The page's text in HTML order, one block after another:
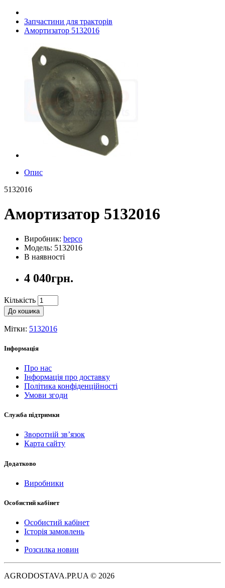
Запчастини для тракторів
Амортизатор 5132016
Опис
5132016
Амортизатор 5132016
Виробник: bepco
Модель: 5132016
В наявності
4 040грн.
Кількість
До кошика
Мітки: 5132016
Інформація
Про нас
Інформація про доставку
Політика конфіденційності
Умови згоди
Служба підтримки
Зворотній зв’язок
Карта сайту
Додатково
Виробники
Особистий кабінет
Особистий кабінет
Історія замовлень
Розсилка новин
AGRODOSTAVA.PP.UA © 2026